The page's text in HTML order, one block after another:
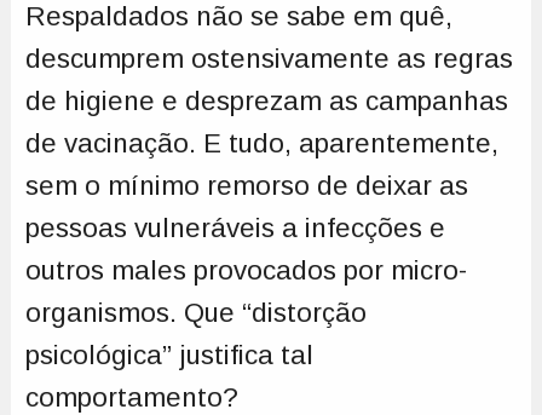
Respaldados não se sabe em quê,
descumprem ostensivamente as regras
de higiene e desprezam as campanhas
de vacinação. E tudo, aparentemente,
sem o mínimo remorso de deixar as
pessoas vulneráveis a infecções e
outros males provocados por micro-
organismos. Que “distorção
psicológica” justifica tal
comportamento?